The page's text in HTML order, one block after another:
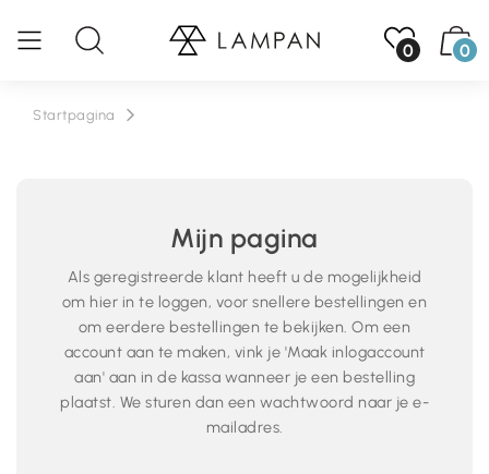
0 0
Startpagina
Mijn pagina
Als geregistreerde klant heeft u de mogelijkheid
om hier in te loggen, voor snellere bestellingen en
om eerdere bestellingen te bekijken. Om een
account aan te maken, vink je 'Maak inlogaccount
aan' aan in de kassa wanneer je een bestelling
plaatst. We sturen dan een wachtwoord naar je e-
mailadres.